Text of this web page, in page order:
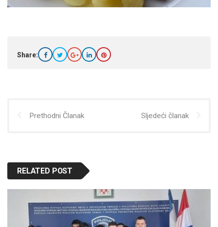
Share:
Prethodni Članak Sljedeći članak
RELATED POST